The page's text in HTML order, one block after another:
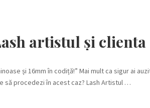
artistul și clienta
și 16mm în codiță!” Mai mult ca sigur ai
să procedezi în acest caz? Lash Artistul …